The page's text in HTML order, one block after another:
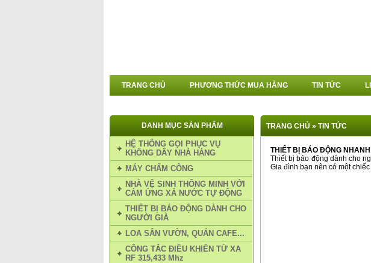
TRANG CHỦ PHƯƠNG THỨC MUA HÀNG TIN TỨC
DANH MỤC SẢN PHẨM
HỆ THỐNG GỌI PHỤC VỤ
KHÔNG DÂY NHÀ HÀNG
MÁY CHẤM CÔNG
NHÀ VỆ SINH THÔNG MINH VỚI
CẢM ỨNG XẢ NƯỚC TỰ ĐỘNG
THIẾT BỊ BÁO ĐỘNG DÀNH CHO
NGƯỜI GIÀ
LOA SÂN VƯỜN, QUÁN CAFE...
CÔNG TẮC ĐIỀU KHIỂN TỪ XA
RF 315,433 Mhz
TRANG CHỦ » TIN TỨC
THIẾT BỊ BÁO ĐỘNG
Thiết bị báo động dành cho
Gia đình bạn nên có một